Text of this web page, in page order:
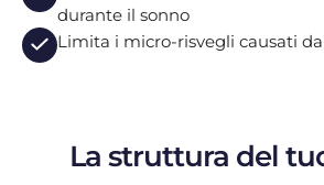
durante il sonno
Limita i micro-risvegli causati
La struttura del